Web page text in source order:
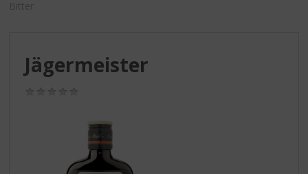
Bitter
Jägermeister